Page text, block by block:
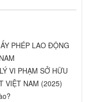
PHÉP LAO ĐỘNG
VI PHẠM SỞ HỮU
VIỆT NAM (2025)